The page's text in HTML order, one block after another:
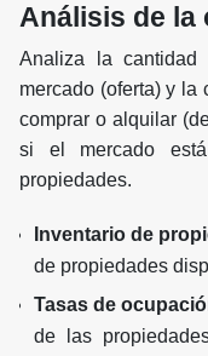
Análisis de la
Analiza la cantidad
mercado (oferta) y la
comprar o alquilar
si el mercado
propiedades.
Inventario de
de propiedades
Tasas de
de las